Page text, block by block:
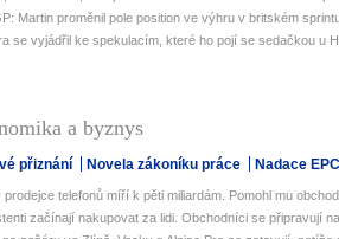
Martin proměnil pole position ve výhru v britském
se vyjádřil ke spekulacím, které ho pojí se sedačkou u
a byznys
přiznání Novela zákoníku práce Nadace
prodejce telefonů míří k pěti miliardám. Pomohl mu
začínají nakupovat za lidi. Obchodníci se připravují